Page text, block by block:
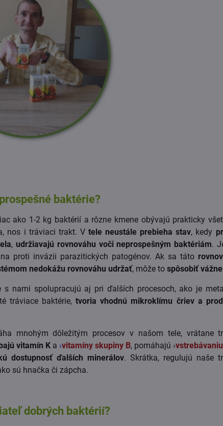
baktérie?
ako 1-2 kg baktérií a rôzne kmene obývajú prakticky
nos i tráviaci trakt. V tele neustále prebieha stav, kedy
, udržiavajú rovnováhu voči neprospešným baktériám.
proti invázii parazitických patogénov. Ak sa táto
nedokážu rovnováhu udržať, môže to spôsobiť
s nami spolupracujú aj pri ďalších procesoch, ako je
tráviace baktérie,tvoria vhodnú mikroklímu čriev a
mnohým dôležitým procesov v našom tele, vrátane
vitamín Ka ›vitamíny skupiny B, pomáhajú ›
dostupnosť ďalších minerálov. Skrátka, regulujú naše
sú hnačka či zápcha.
dobrých baktérií?